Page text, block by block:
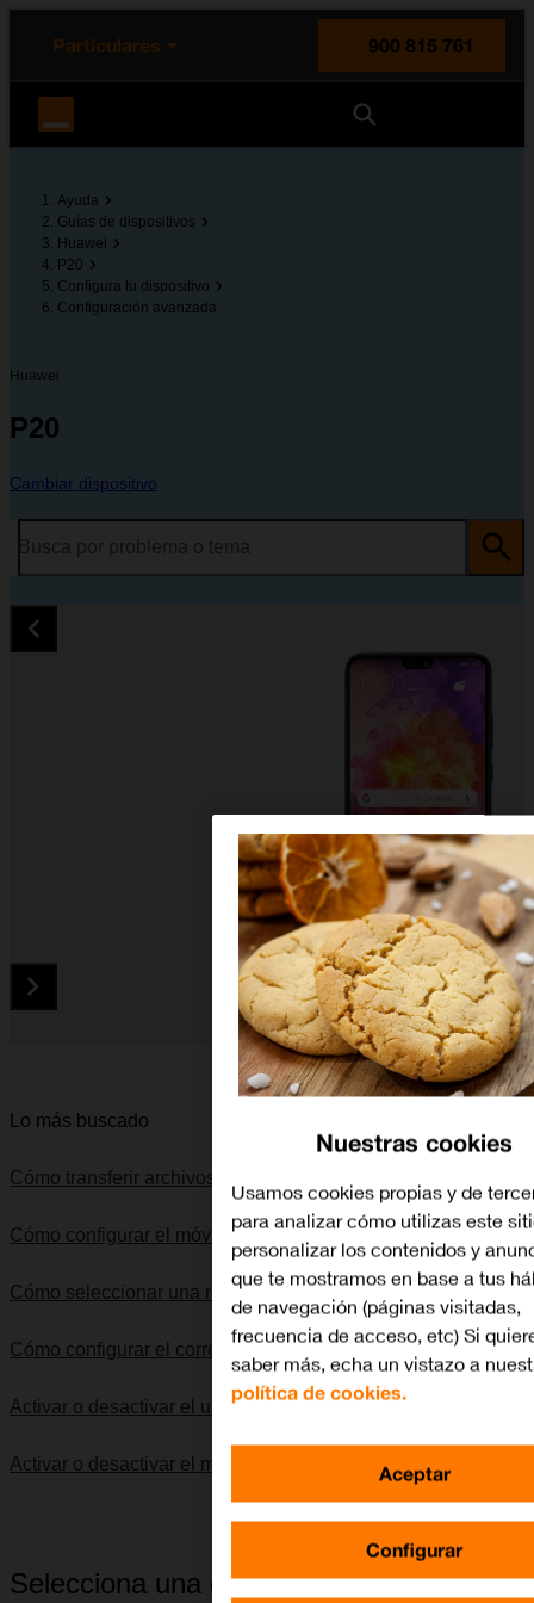
principal
la página
Particulares
900 815 761
Ayuda
Guías de dispositivos
Huawei
P20
Configura tu dispositivo
Configuración avanzada
Huawei
P20
Cambiar dispositivo
Diapositiva 1 de 5. Huawei P20 - Black - imagen 1
Lo más buscado
Cómo transferir archivos entre el ordenador y el móvil
Cómo configurar el móvil para internet
Cómo seleccionar una red
Cómo configurar el correo electrónico IMAP
Activar o desactivar el uso automático de datos móviles
Activar o desactivar el modo silencioso
Selecciona una categoría
Nuestras cookies
Usamos cookies propias y de
para analizar cómo utilizas este
personalizar los contenidos y
que te mostramos en base a tus
de navegación (páginas visitadas,
frecuencia de acceso, etc) Si
saber más, echa un vistazo a
política de cookies.
Configurar
Aceptar